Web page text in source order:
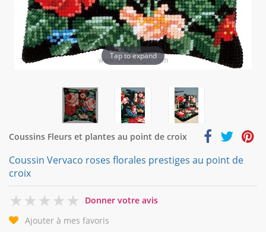
Tap to expand
Coussins Fleurs et plantes au point de croix
Coussin Vervaco roses florales prestiges au point de
croix
0
Donner votre avis
Ajouter à mes favoris